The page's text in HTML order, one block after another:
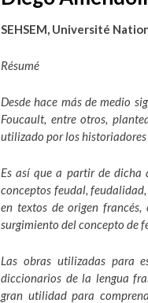
SEHSEM, Université
Résumé
Desde hace más de medio
Foucault, entre otros,
utilizado por los
Es así que a partir de dicha
conceptos feudal,
en textos de origen
surgimiento del concepto de
Las obras utilizadas para
diccionarios de la lengua
gran utilidad para